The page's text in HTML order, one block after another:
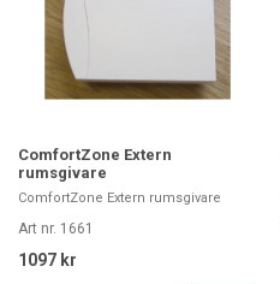
ComfortZone Extern
rumsgivare
ComfortZone Extern rumsgivare
Art nr. 1661
1097 kr